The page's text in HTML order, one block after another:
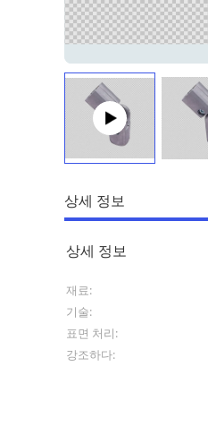
상세 정보
상세 정보
재료:
기술:
표면 처리:
강조하다: